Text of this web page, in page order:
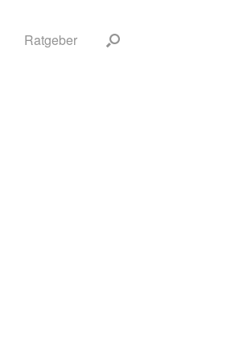
Ratgeber